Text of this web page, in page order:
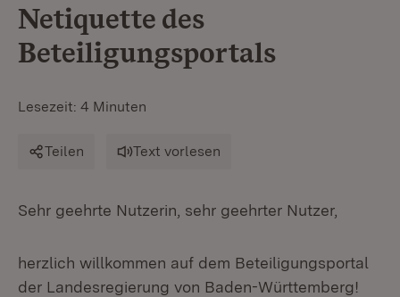
Netiquette des
Beteiligungsportals
Lesezeit: 4 Minuten
Teilen Text vorlesen
Sehr geehrte Nutzerin, sehr geehrter Nutzer,
herzlich willkommen auf dem Beteiligungsportal
der Landesregierung von Baden-Württemberg!